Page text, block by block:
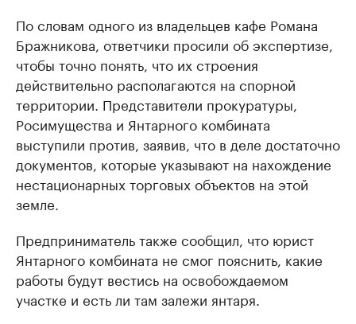
По словам одного из владельцев кафе Романа
Бражникова, ответчики просили об экспертизе,
чтобы точно понять, что их строения
действительно располагаются на спорной
территории. Представители прокуратуры,
Росимущества и Янтарного комбината
выступили против, заявив, что в деле достаточно
документов, которые указывают на нахождение
нестационарных торговых объектов на этой
земле.
Предприниматель также сообщил, что юрист
Янтарного комбината не смог пояснить, какие
работы будут вестись на освобождаемом
участке и есть ли там залежи янтаря.